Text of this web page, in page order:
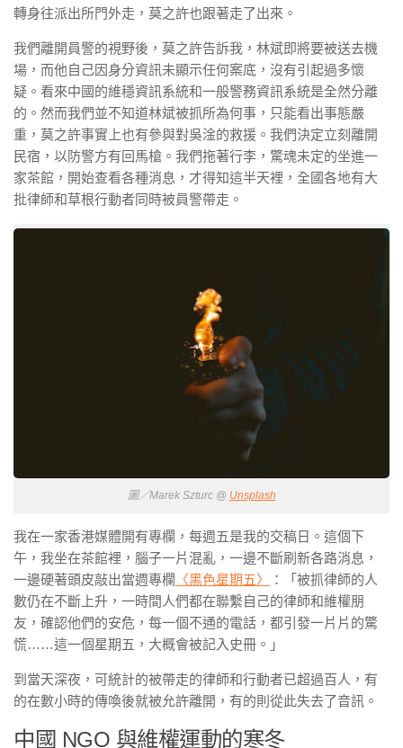
轉身往派出所門外走，莫之許也跟著走了出來。
我們離開員警的視野後，莫之許告訴我，林斌即將要被送去機
場，而他自己因身分資訊未顯示任何案底，沒有引起過多懷
疑。看來中國的維穩資訊系統和一般警務資訊系統是全然分離
的。然而我們並不知道林斌被抓所為何事，只能看出事態嚴
重，莫之許事實上也有參與對吳淦的救援。我們決定立刻離開
民宿，以防警方有回馬槍。我們拖著行李，驚魂未定的坐進一
家茶館，開始查看各種消息，才得知這半天裡，全國各地有大
批律師和草根行動者同時被員警帶走。
圖／Marek Szturc @ Unsplash
我在一家香港媒體開有專欄，每週五是我的交稿日。這個下
午，我坐在茶館裡，腦子一片混亂，一邊不斷刷新各路消息，
一邊硬著頭皮敲出當週專欄
〈黑色星期五〉
：「被抓律師的人
數仍在不斷上升，一時間人們都在聯繫自己的律師和維權朋
友，確認他們的安危，每一個不通的電話，都引發一片片的驚
慌……這一個星期五，大概會被記入史冊。」
到當天深夜，可統計的被帶走的律師和行動者已超過百人，有
的在數小時的傳喚後就被允許離開，有的則從此失去了音訊。
中國 NGO 與維權運動的寒冬